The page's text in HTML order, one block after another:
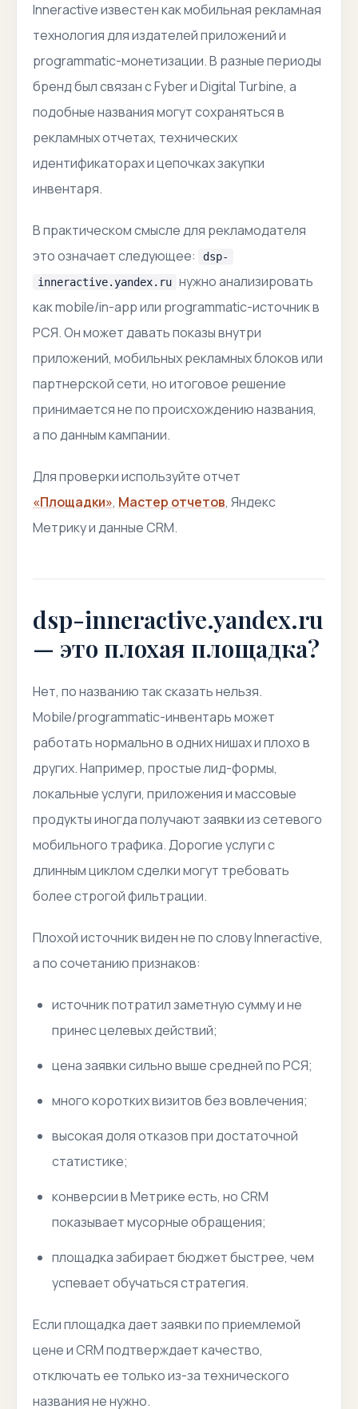
Inneractive известен как мобильная рекламная
технология для издателей приложений и
programmatic-монетизации. В разные периоды
бренд был связан с Fyber и Digital Turbine, а
подобные названия могут сохраняться в
рекламных отчетах, технических
идентификаторах и цепочках закупки
инвентаря.
В практическом смысле для рекламодателя
это означает следующее:
dsp-
inneractive.yandex.ru нужно анализировать
как mobile/in-app или programmatic-источник в
РСЯ. Он может давать показы внутри
приложений, мобильных рекламных блоков или
партнерской сети, но итоговое решение
принимается не по происхождению названия,
а по данным кампании.
Для проверки используйте отчет
«Площадки», Мастер отчетов, Яндекс
Метрику и данные CRM.
dsp-inneractive.yandex.ru
— это плохая площадка?
Нет, по названию так сказать нельзя.
Mobile/programmatic-инвентарь может
работать нормально в одних нишах и плохо в
других. Например, простые лид-формы,
локальные услуги, приложения и массовые
продукты иногда получают заявки из сетевого
мобильного трафика. Дорогие услуги с
длинным циклом сделки могут требовать
более строгой фильтрации.
Плохой источник виден не по слову Inneractive,
а по сочетанию признаков:
источник потратил заметную сумму и не
принес целевых действий;
цена заявки сильно выше средней по РСЯ;
много коротких визитов без вовлечения;
высокая доля отказов при достаточной
статистике;
конверсии в Метрике есть, но CRM
показывает мусорные обращения;
площадка забирает бюджет быстрее, чем
успевает обучаться стратегия.
Если площадка дает заявки по приемлемой
цене и CRM подтверждает качество,
отключать ее только из-за технического
названия не нужно.